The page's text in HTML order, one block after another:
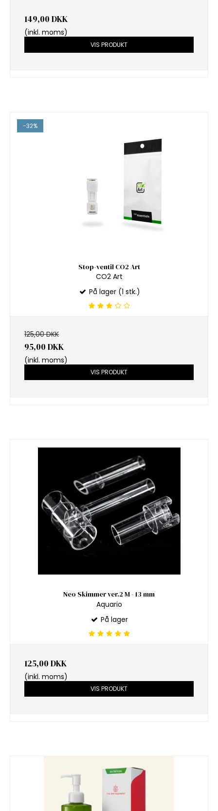
149,00 DKK
(inkl. moms)
VIS PRODUKT
-32%
Stop-ventil CO2 Art
CO2 Art
På lager (1 stk.)
125,00 DKK
95,00 DKK
(inkl. moms)
VIS PRODUKT
Neo Skimmer ver.2 M - 13 mm
Aquario
På lager
125,00 DKK
(inkl. moms)
VIS PRODUKT